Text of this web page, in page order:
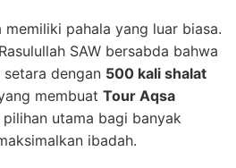
pahala yang luar biasa.
SAW bersabda bahwa
dengan 500 kali shalat
membuat Tour Aqsa
pilihan utama bagi banyak
ibadah.